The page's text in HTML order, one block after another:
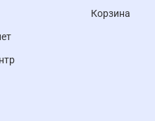
Корзина